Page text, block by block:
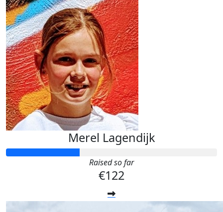
Merel Lagendijk
Raised so far
€122